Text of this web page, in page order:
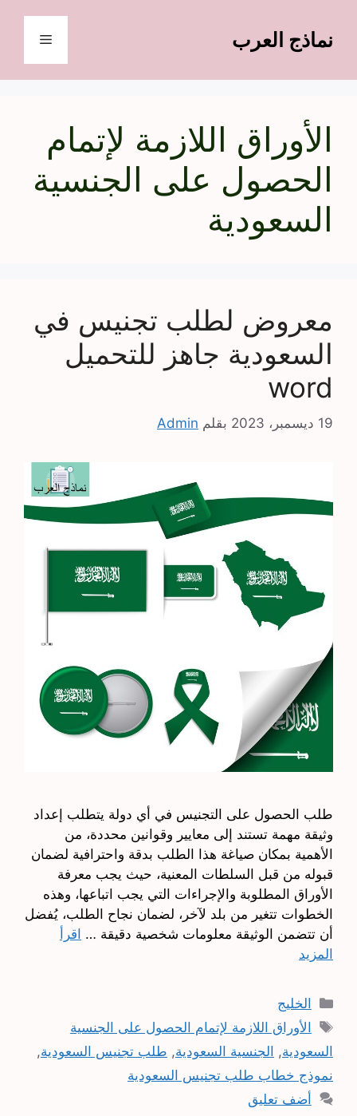
المحتوىنماذج العرب القائمة
الأوراق اللازمة لإتمام
الحصول على الجنسية
السعودية
معروض لطلب تجنيس في
السعودية جاهز للتحميل
word
19 ديسمبر، 2023 بقلم Admin
طلب الحصول على التجنيس في أي دولة يتطلب إعداد
وثيقة مهمة تستند إلى معايير وقوانين محددة، من
الأهمية بمكان صياغة هذا الطلب بدقة واحترافية لضمان
قبوله من قبل السلطات المعنية، حيث يجب معرفة
الأوراق المطلوبة والإجراءات التي يجب اتباعها، وهذه
الخطوات تتغير من بلد لآخر، لضمان نجاح الطلب، يُفضل
أن تتضمن الوثيقة معلومات شخصية دقيقة … اقرأ
المزيد
التصنيفات
الخليج
الوسوم
الأوراق اللازمة لإتمام الحصول على الجنسية
السعودية, الجنسية السعودية, طلب تجنيس السعودية,
نموذج خطاب طلب تجنيس السعودية
أضف تعليق